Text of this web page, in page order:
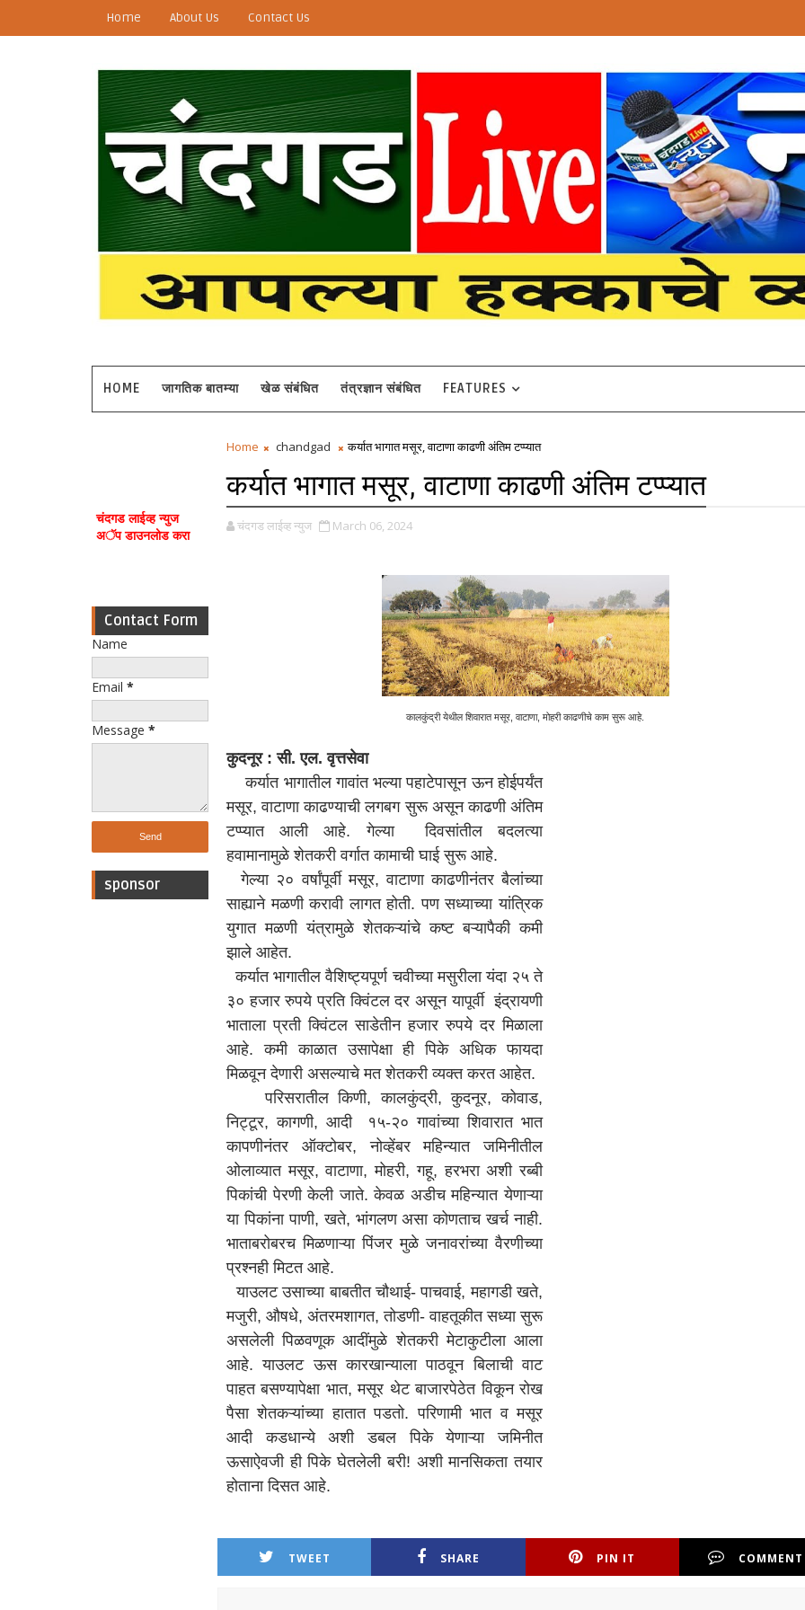
Home About Us Contact Us
HOME जागतिक बातम्या खेळ संबंधित तंत्रज्ञान संबंधित FEATURES
चंदगड लाईव्ह न्युज
अॅप डाउनलोड करा
Contact Form
Name
Email *
Message *
sponsor
Home chandgad कर्यात भागात मसूर, वाटाणा काढणी अंतिम टप्प्यात
कर्यात भागात मसूर, वाटाणा काढणी अंतिम टप्प्यात
चंदगड लाईव्ह न्युज March 06, 2024
कालकुंद्री येथील शिवारात मसूर, वाटाणा, मोहरी काढणीचे काम सुरू आहे.
कुदनूर : सी. एल. वृत्तसेवा
कर्यात भागातील गावांत भल्या पहाटेपासून ऊन होईपर्यंत
मसूर, वाटाणा काढण्याची लगबग सुरू असून काढणी अंतिम
टप्प्यात आली आहे. गेल्या दिवसांतील बदलत्या
हवामानामुळे शेतकरी वर्गात कामाची घाई सुरू आहे.
गेल्या २० वर्षांपूर्वी मसूर, वाटाणा काढणीनंतर बैलांच्या
साह्याने मळणी करावी लागत होती. पण सध्याच्या यांत्रिक
युगात मळणी यंत्रामुळे शेतकऱ्यांचे कष्ट बऱ्यापैकी कमी
झाले आहेत.
कर्यात भागातील वैशिष्ट्यपूर्ण चवीच्या मसुरीला यंदा २५ ते
३० हजार रुपये प्रति क्विंटल दर असून यापूर्वी इंद्रायणी
भाताला प्रती क्विंटल साडेतीन हजार रुपये दर मिळाला
आहे. कमी काळात उसापेक्षा ही पिके अधिक फायदा
मिळवून देणारी असल्याचे मत शेतकरी व्यक्त करत आहेत.
परिसरातील किणी, कालकुंद्री, कुदनूर, कोवाड,
निट्टूर, कागणी, आदी १५-२० गावांच्या शिवारात भात
कापणीनंतर ऑक्टोबर, नोव्हेंबर महिन्यात जमिनीतील
ओलाव्यात मसूर, वाटाणा, मोहरी, गहू, हरभरा अशी रब्बी
पिकांची पेरणी केली जाते. केवळ अडीच महिन्यात येणाऱ्या
या पिकांना पाणी, खते, भांगलण असा कोणताच खर्च नाही.
भाताबरोबरच मिळणाऱ्या पिंजर मुळे जनावरांच्या वैरणीच्या
प्रश्नही मिटत आहे.
याउलट उसाच्या बाबतीत चौथाई- पाचवाई, महागडी खते,
मजुरी, औषधे, अंतरमशागत, तोडणी- वाहतूकीत सध्या सुरू
असलेली पिळवणूक आदींमुळे शेतकरी मेटाकुटीला आला
आहे. याउलट ऊस कारखान्याला पाठवून बिलाची वाट
पाहत बसण्यापेक्षा भात, मसूर थेट बाजारपेठेत विकून रोख
पैसा शेतकऱ्यांच्या हातात पडतो. परिणामी भात व मसूर
आदी कडधान्ये अशी डबल पिके येणाऱ्या जमिनीत
ऊसाऐवजी ही पिके घेतलेली बरी! अशी मानसिकता तयार
होताना दिसत आहे.
TWEET SHARE PIN IT COMMENT